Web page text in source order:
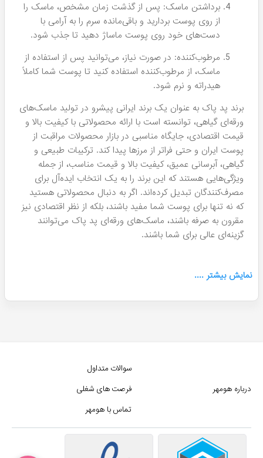
برداشتن ماسک: پس از گذشت زمان مشخص، ماسک را
از روی پوست بردارید و باقی‌مانده سرم را به آرامی با
دست‌های خود روی پوست ماساژ دهید تا جذب شود.
مرطوب‌کننده: در صورت نیاز، می‌توانید پس از استفاده از
ماسک، از مرطوب‌کننده استفاده کنید تا پوست شما کاملاً
هیدراته و نرم شود.
برند پد پاک به عنوان یک برند ایرانی پیشرو در تولید ماسک‌های
ورقه‌ای گیاهی، توانسته است با ارائه محصولاتی با کیفیت بالا و
قیمت اقتصادی، جایگاه مناسبی در بازار محصولات مراقبت از
پوست ایران و حتی فراتر از مرزها پیدا کند. ترکیبات طبیعی و
گیاهی، آبرسانی عمیق، کیفیت بالا و قیمت مناسب، از جمله
ویژگی‌هایی هستند که این برند را به یک انتخاب ایده‌آل برای
مصرف‌کنندگان تبدیل کرده‌اند. اگر به دنبال محصولاتی هستید
که نه تنها برای پوست شما مفید باشند، بلکه از نظر اقتصادی نیز
مقرون به صرفه باشند، ماسک‌های ورقه‌ای پد پاک می‌توانند
گزینه‌ای عالی برای شما باشند.
نمایشبیشتر ....
درباره هومهر
سوالات متداول
فرصت های شغلی
تماس با هومهر